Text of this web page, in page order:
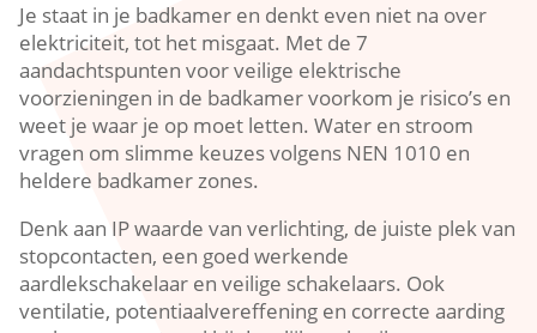
Je staat in je badkamer en denkt even niet na over
elektriciteit, tot het misgaat.​ Met de 7
aandachtspunten voor veilige elektrische
voorzieningen in de badkamer voorkom je risico’s en
weet je waar je op moet letten.​ Water en stroom
vragen om slimme keuzes volgens NEN 1010 en
heldere badkamer zones.​
Denk aan IP waarde van verlichting, de juiste plek van
stopcontacten, een goed werkende
aardlekschakelaar en veilige schakelaars.​ Ook
ventilatie, potentiaalvereffening en correcte aarding